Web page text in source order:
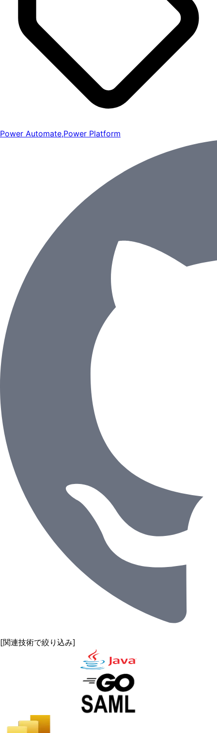
Power Automate,Power Platform
[関連技術で絞り込み]